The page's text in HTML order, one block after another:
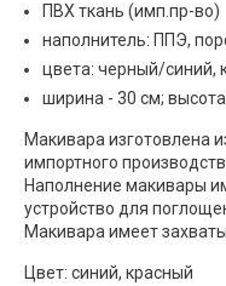
ПВХ ткань (имп.пр-во)
наполнитель: ППЭ,
цвета: черный/синий,
ширина - 30 см;
Макивара изготовлена
импортного
Наполнение макивары
устройство для
Макивара имеет
Цвет: синий, красный